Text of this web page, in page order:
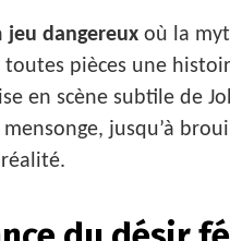
jeu dangereux où la
pièces une
en scène subtile de
jusqu’à